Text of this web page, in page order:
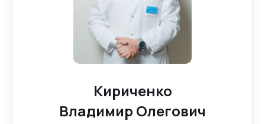
Кириченко
Владимир Олегович